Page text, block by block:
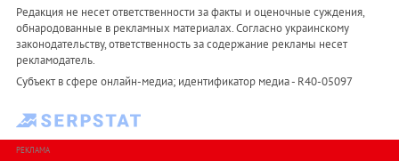
Редакция не несет ответственности за факты и оценочные суждения,
обнародованные в рекламных материалах. Согласно украинскому
законодательству, ответственность за содержание рекламы несет
рекламодатель.
Субъект в сфере онлайн-медиа; идентификатор медиа - R40-05097
РЕКЛАМА